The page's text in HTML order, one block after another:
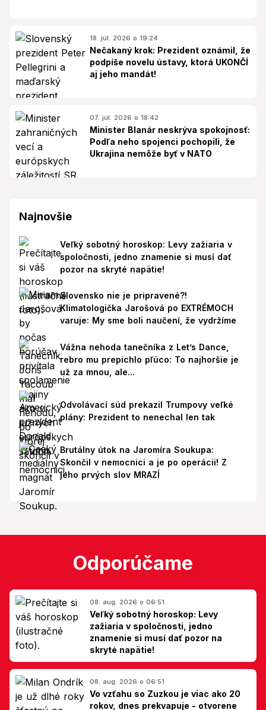
18. júl. 2026 o 19:24
Nečakaný krok: Prezident oznámil, že
podpíše novelu ústavy, ktorá UKONČÍ
aj jeho mandát!
07. júl. 2026 o 18:42
Minister Blanár neskrýva spokojnosť:
Podľa neho spojenci pochopili, že
Ukrajina nemôže byť v NATO
Najnovšie
Veľký sobotný horoskop: Levy zažiaria v
spoločnosti, jedno znamenie si musí dať
pozor na skryté napätie!
Slovensko nie je pripravené?!
Klimatologička Jarošová po EXTRÉMOCH
varuje: My sme boli naučení, že vydržíme
Vážna nehoda tanečníka z Let’s Dance,
rebro mu prepichlo pľúco: To najhoršie je
už za mnou, ale...
Odvolávací súd prekazil Trumpovy veľké
plány: Prezident to nenechal len tak
Brutálny útok na Jaromíra Soukupa:
Skončil v nemocnici a je po operácii! Z
jeho prvých slov MRAZÍ
Odporúčame
08. aug. 2026 o 06:51
Veľký sobotný horoskop: Levy
zažiaria v spoločnosti, jedno
znamenie si musí dať pozor na
skryté napätie!
08. aug. 2026 o 06:51
Vo vzťahu so Zuzkou je viac ako 20
rokov, dnes prekvapuje - otvorene